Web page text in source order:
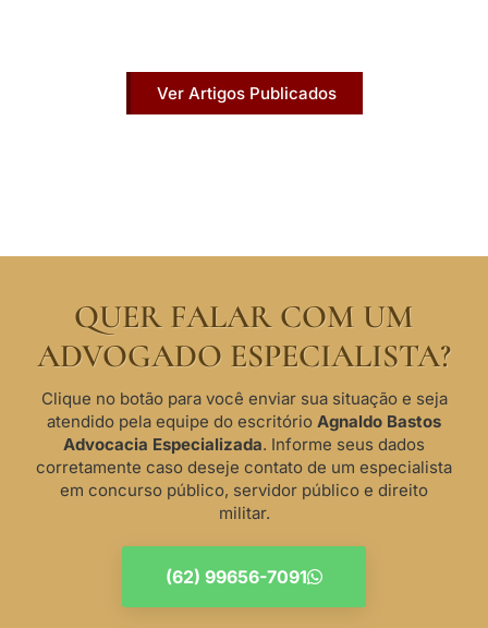
Ver Artigos Publicados
QUER FALAR COM UM
ADVOGADO ESPECIALISTA?
Clique no botão para você enviar sua situação e seja
atendido pela equipe do escritório Agnaldo Bastos
Advocacia Especializada. Informe seus dados
corretamente caso deseje contato de um especialista
em concurso público, servidor público e direito
militar.
(62) 99656-7091